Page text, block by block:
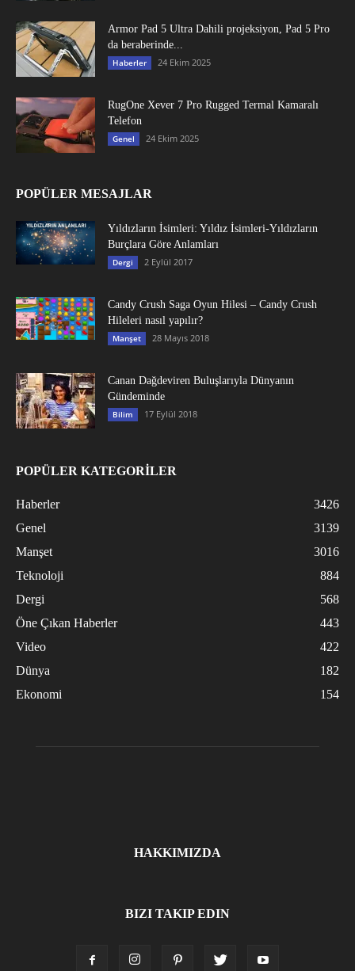
Armor Pad 5 Ultra Dahili projeksiyon, Pad 5 Pro
da beraberinde...
Haberler 24 Ekim 2025
RugOne Xever 7 Pro Rugged Termal Kamaralı
Telefon
Genel 24 Ekim 2025
POPÜLER MESAJLAR
Yıldızların İsimleri: Yıldız İsimleri-Yıldızların
Burçlara Göre Anlamları
Dergi 2 Eylül 2017
Candy Crush Saga Oyun Hilesi – Candy Crush
Hileleri nasıl yapılır?
Manşet 28 Mayıs 2018
Canan Dağdeviren Buluşlarıyla Dünyanın
Gündeminde
Bilim 17 Eylül 2018
POPÜLER KATEGORİLER
Haberler
3426
Genel
3139
Manşet
3016
Teknoloji
884
Dergi
568
Öne Çıkan Haberler
443
Video
422
Dünya
182
Ekonomi
154
HAKKIMIZDA
BIZI TAKIP EDIN